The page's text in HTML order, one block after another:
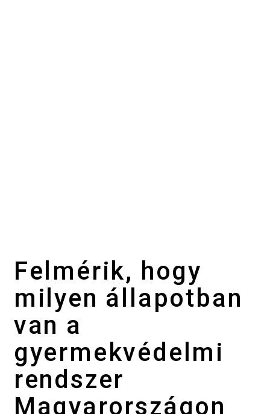
Felmérik, hogy
milyen állapotban
van a
gyermekvédelmi
rendszer
Magyarországon